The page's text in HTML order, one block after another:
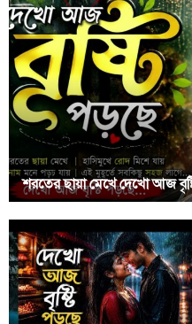
শরতের ছায়া মেখে দেখো আজ